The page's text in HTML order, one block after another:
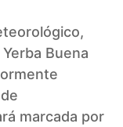
Buena
marcada por